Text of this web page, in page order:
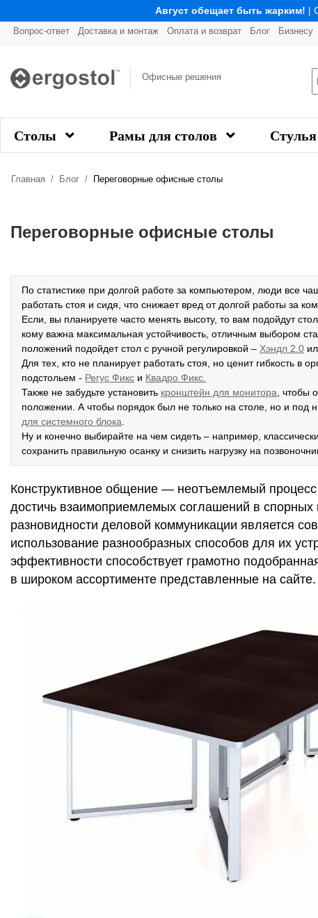
Август обещает быть жарким! |
Вопрос-ответ Доставка и монтаж Оплата и возврат Блог Бизнесу
Офисные решения
Столы Рамы для столов
Главная Блог Переговорные офисные столы
Переговорные офисные столы
По статистике при долгой работе за компьютером, люди все
работать стоя и сидя, что снижает вред от долгой работы за
Если, вы планируете часто менять высоту, то вам подойдут
кому важна максимальная устойчивость, отличным выбором
положений подойдет стол с ручной регулировкой – Хэндл 2.0
Для тех, кто не планирует работать стоя, но ценит гибкость в
подстольем - Регус Фикс и Квадро Фикс.
Также не забудьте установить кронштейн для монитора , чтобы
положении. А чтобы порядок был не только на столе, но и под
для системного блока
Ну и конечно выбирайте на чем сидеть – например,
сохранить правильную осанку и снизить нагрузку на
Конструктивное общение ― неотъемлемый процесс
достичь взаимоприемлемых соглашений в спорных
разновидности деловой коммуникации является
использование разнообразных способов для их
эффективности способствует грамотно
в широком ассортименте представленные на сайте.